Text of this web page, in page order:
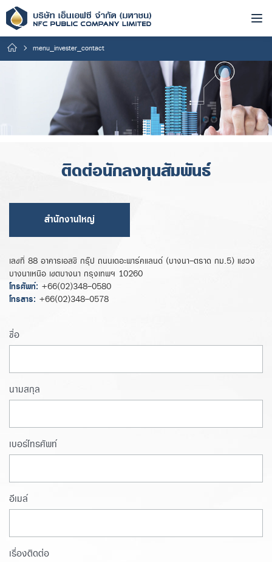
menu_invester_contact
ติดต่อนักลงทุนสัมพันธ์
สำนักงานใหญ่
เลขที่ 88 อาคารเอสซี กรุ๊ป ถนนเดอะพาร์คแลนด์ (บางนา-ตราด กม.5) แขวง
บางนาเหนือ เขตบางนา กรุงเทพฯ 10260
โทรศัพท์: +66(02)348-0580
โทรสาร: +66(02)348-0578
ชื่อ
นามสกุล
เบอร์โทรศัพท์
อีเมล์
เรื่องติดต่อ